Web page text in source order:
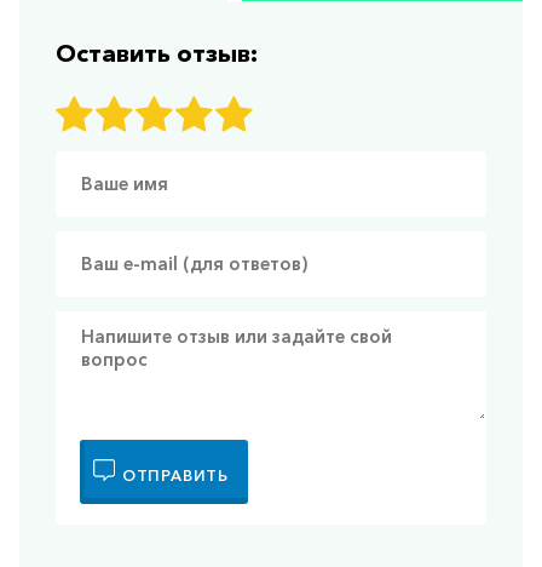
Оставить отзыв:
ОТПРАВИТЬ